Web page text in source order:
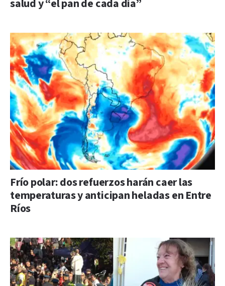
salud y “el pan de cada día”
Frío polar: dos refuerzos harán caer las
temperaturas y anticipan heladas en Entre
Ríos